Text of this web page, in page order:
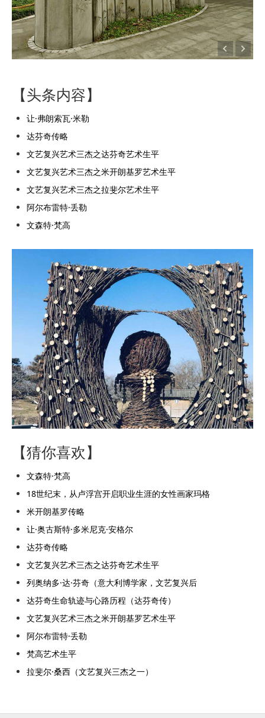
【头条内容】
让·弗朗索瓦·米勒
达芬奇传略
文艺复兴艺术三杰之达芬奇艺术生平
文艺复兴艺术三杰之米开朗基罗艺术生平
文艺复兴艺术三杰之拉斐尔艺术生平
阿尔布雷特·丢勒
文森特·梵高
【猜你喜欢】
文森特·梵高
18世纪末，从卢浮宫开启职业生涯的女性画家玛格
米开朗基罗传略
让·奥古斯特·多米尼克·安格尔
达芬奇传略
文艺复兴艺术三杰之达芬奇艺术生平
列奥纳多·达·芬奇（意大利博学家，文艺复兴后
达芬奇生命轨迹与心路历程（达芬奇传）
文艺复兴艺术三杰之米开朗基罗艺术生平
阿尔布雷特·丢勒
梵高艺术生平
拉斐尔·桑西（文艺复兴三杰之一）